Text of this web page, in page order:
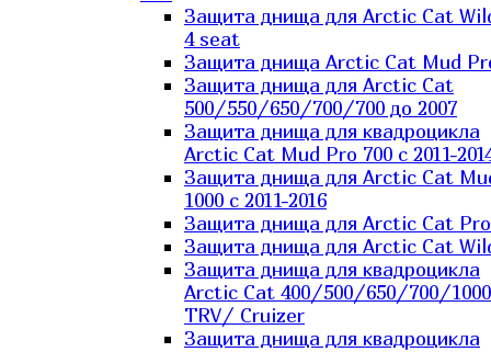
Защита днища для Arctic Cat
4 seat
Защита днища Arctic Cat Mud
Защита днища для Arctic Cat
500/550/650/700/700 до 2007
Защита днища для квадроцикла
Arctic Cat Mud Pro 700 с 2011-
Защита днища для Arctic Cat
1000 c 2011-2016
Защита днища для Arctic Cat
Защита днища для Arctic Cat
Защита днища для квадроцикла
Arctic Cat 400/500/650/700/1000
TRV/ Cruizer
Защита днища для квадроцикла